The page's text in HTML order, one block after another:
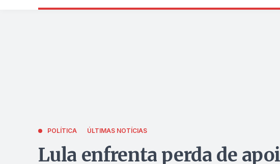
POLÍTICA ÚLTIMAS NOTÍCIAS
Lula enfrenta perda de